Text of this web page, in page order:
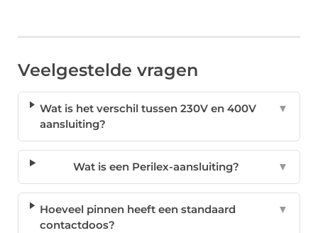
Veelgestelde vragen
Wat is het verschil tussen 230V en 400V
aansluiting?
▼
Wat is een Perilex-aansluiting? ▼
Hoeveel pinnen heeft een standaard
contactdoos?
▼